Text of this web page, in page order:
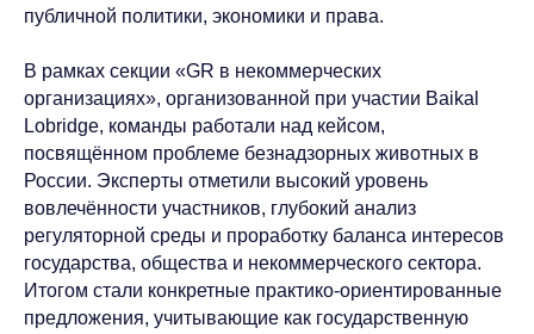
публичной политики, экономики и права.
В рамках секции «GR в некоммерческих
организациях», организованной при участии Baikal
Lobridge, команды работали над кейсом,
посвящённом проблеме безнадзорных животных в
России. Эксперты отметили высокий уровень
вовлечённости участников, глубокий анализ
регуляторной среды и проработку баланса интересов
государства, общества и некоммерческого сектора.
Итогом стали конкретные практико-ориентированные
предложения, учитывающие как государственную